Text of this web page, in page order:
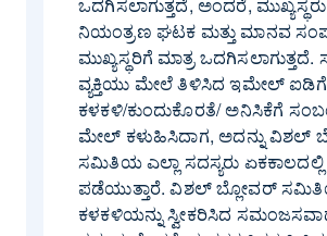
ನಿಯಂತ್ರಣ ಘಟಕ ಮತ್ತು ಮಾನವ
ಮುಖ್ಯಸ್ಥರಿಗೆ ಮಾತ್ರ
ವ್ಯಕ್ತಿಯು ಮೇಲೆ ತಿಳಿಸಿದ ಇಮೇಲ್
ಕಳಕಳಿ/ಕುಂದುಕೊರತೆ/ ಅನಿಸಿಕೆಗೆ
ಮೇಲ್ ಕಳುಹಿಸಿದಾಗ, ಅದನ್ನು ವಿಶಲ್
ಸಮಿತಿಯ ಎಲ್ಲಾ ಸದಸ್ಯರು ಏಕಕಾಲದಲ್ಲಿ
ಪಡೆಯುತ್ತಾರೆ. ವಿಶಲ್ ಬ್ಲೋವರ್
ಕಳಕಳಿಯನ್ನು ಸ್ವೀಕರಿಸಿದ